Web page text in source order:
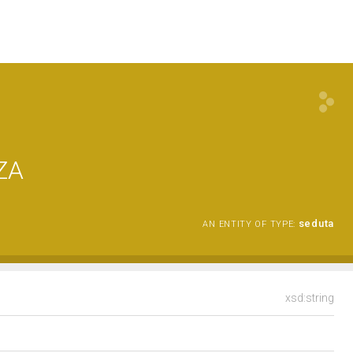
AN ENTITY OF TYPE: seduta
xsd:string